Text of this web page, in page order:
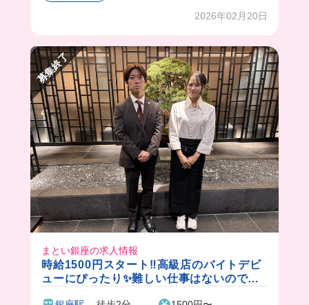
2026年02月20日
募集終了
まとい銀座の求人情報
時給1500円スタート‼️高級店のバイトデビ
ューにぴったり✨難しい仕事はないので、